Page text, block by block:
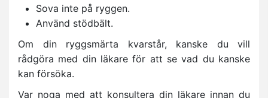
Sova inte på ryggen.
Använd stödbält.
Om din ryggsmärta kvarstår, kanske du vill
rådgöra med din läkare för att se vad du kanske
kan försöka.
Var noga med att konsultera din läkare innan du